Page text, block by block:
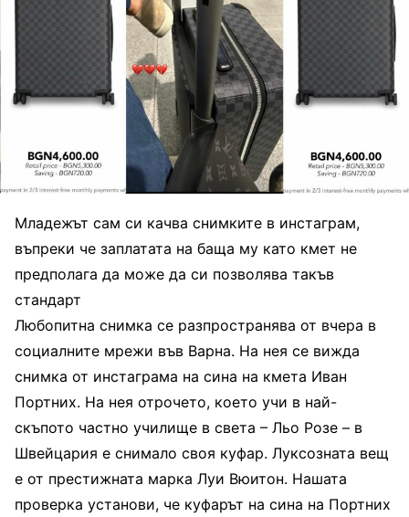
Младежът сам си качва снимките в инстаграм,
въпреки че заплатата на баща му като кмет не
предполага да може да си позволява такъв
стандарт
Любопитна снимка се разпространява от вчера в
социалните мрежи във Варна. На нея се вижда
снимка от инстаграма на сина на кмета Иван
Портних. На нея отрочето, което учи в най-
скъпото частно училище в света – Льо Розе – в
Швейцария е снимало своя куфар. Луксозната вещ
е от престижната марка Луи Вюитон. Нашата
проверка установи, че куфарът на сина на Портних